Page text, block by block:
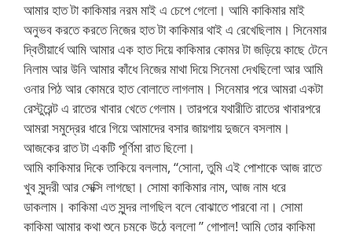
আমার হাত টা কাকিমার নরম মাই এ চেপে গেলো। আমি কাকিমার মাই
অনুভব করতে করতে নিজের হাত টা কাকিমার থাই এ রেখেছিলাম। সিনেমার
দ্বিতীয়ার্ধে আমি আমার এক হাত দিয়ে কাকিমার কোমর টা জড়িয়ে কাছে টেনে
নিলাম আর উনি আমার কাঁধে নিজের মাথা দিয়ে সিনেমা দেখছিলো আর আমি
ওনার পিঠ আর কোমরে হাত বোলাতে লাগলাম। সিনেমার পরে আমরা একটা
রেস্টুরেন্ট এ রাতের খাবার খেতে গেলাম। তারপরে যথারীতি রাতের খাবারপরে
আমরা সমুদ্রের ধারে গিয়ে আমাদের বসার জায়গায় দুজনে বসলাম।
আজকের রাত টা একটি পূর্ণিমা রাত ছিলো।
আমি কাকিমার দিকে তাকিয়ে বললাম, “সোনা, তুমি এই পোশাকে আজ রাতে
খুব সুন্দরী আর সেক্সি লাগছো। সোমা কাকিমার নাম, আজ নাম ধরে
ডাকলাম। কাকিমা এত সুন্দর লাগছিল বলে বোঝাতে পারবো না। সোমা
কাকিমা আমার কথা শুনে চমকে উঠে বললো ” গোপাল! আমি তোর কাকিমা